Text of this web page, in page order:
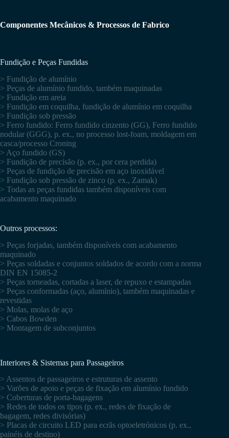
Componentes Mecânicos & Processos de Fabrico
Fundição e Peças Fundidas
> Fundição de alumínio
> Peças de alumínio fundido, também maquinadas
> Fundição em areia
> Fundição em coquilha, fundição de alumínio em coquilha
> Fundição sob pressão
> Ferro fundido: Ferro fundido cinzento (GG), Ferro fundido
nodular (GGG), p. ex., no processo lost-foam, moldagem em
casca/processo Croning
> Aço fundido (GS)
> Fundição de precisão (p. ex., por cera perdida)
> Peças de fundição de precisão em aço inoxidável
> Fundição sob pressão de zinco (p. ex., Zamak)
> Todas as peças fundidas também disponíveis com
acabamento maquinado
Outros processos:
> Peças forjadas, também disponíveis com acabamento
maquinado
> Peças soldadas e conjuntos soldados de acordo com a norma
DIN EN 15085-2
> Peças torneadas, cortadas a laser, de repuxo e estampadas
> Peças conformadas (aço, alumínio), também maquinadas e
revestidas
> Molas, molas de aço
> Cabos Bowden
> Montagem de subconjuntos
Interiores & Sistemas para Passageiros
> Assentos de passageiros e estruturas de assento
> Varões de apoio e peças de fixação em alumínio fundido
> Coberturas de porta-bagagens
> Redes de todos os tipos (p. ex., redes de fixação de
bagagem, redes divisórias)
> Placas de circuito LED para ecrãs optoeletrónicos (p. ex.,
painéis de destino)